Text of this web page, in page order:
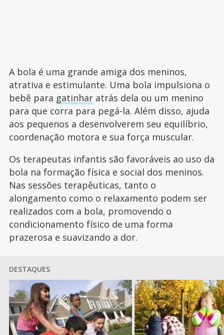
A bola é uma grande amiga dos meninos,
atrativa e estimulante. Uma bola impulsiona o
bebê para gatinharatrás dela ou um menino
para que corra para pegá-la. Além disso, ajuda
aos pequenos a desenvolverem seu equilíbrio,
coordenação motora e sua força muscular.
Os terapeutas infantis são favoráveis ao uso da
bola na formação física e social dos meninos.
Nas sessões terapêuticas, tanto o
alongamento como o relaxamento podem ser
realizados com a bola, promovendo o
condicionamento físico de uma forma
prazerosa e suavizando a dor.
DESTAQUES